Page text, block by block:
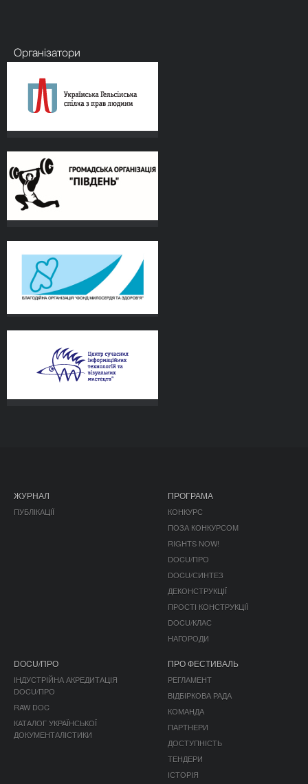
Організатори
ЖУРНАЛ
ПУБЛІКАЦІЇ
ПРОГРАМА
КОНКУРС
ПОЗА КОНКУРСОМ
RIGHTS NOW!
DOCU/ПРО
DOCU/СИНТЕЗ
ДЕКОНСТРУКЦІЇ
ПРОСТІ КОНСТРУКЦІЇ
DOCU/КЛАС
НАГОРОДИ
DOCU/ПРО
ІНДУСТРІЙНА АКРЕДИТАЦІЯ
DOCU/ПРО
RAW DOC
КАТАЛОГ УКРАЇНСЬКОЇ
ДОКУМЕНТАЛІСТИКИ
ПРО ФЕСТИВАЛЬ
РЕГЛАМЕНТ
ВІДБІРКОВА РАДА
КОМАНДА
ПАРТНЕРИ
ДОСТУПНІСТЬ
ТЕНДЕРИ
ІСТОРІЯ